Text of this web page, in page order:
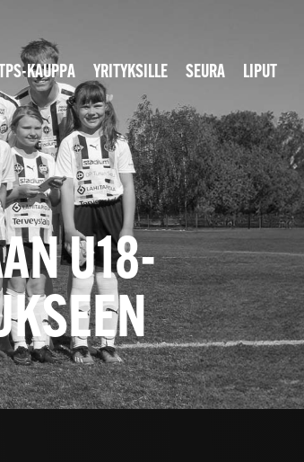
TPS-KAUPPA YRITYKSILLE SEURA LIPUT
U18-